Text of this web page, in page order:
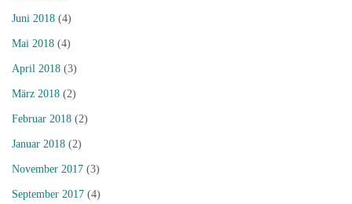
Juni 2018 (4)
Mai 2018 (4)
April 2018 (3)
März 2018 (2)
Februar 2018 (2)
Januar 2018 (2)
November 2017 (3)
September 2017 (4)